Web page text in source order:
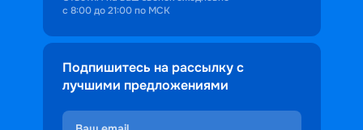
с 8:00 до 21:00 по МСК
Подпишитесь на рассылку с
лучшими предложениями